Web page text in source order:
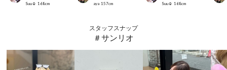
Suu☺︎ 168cm aya 157cm Suu☺︎ 168cm
スタッフスナップ
＃サンリオ